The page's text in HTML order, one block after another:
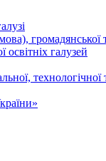
громадянської
галузей
технологічної